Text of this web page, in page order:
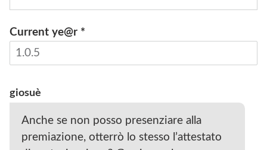
Current ye@r *
giosuè
Anche se non posso presenziare alla
premiazione, otterrò lo stesso l’attestato